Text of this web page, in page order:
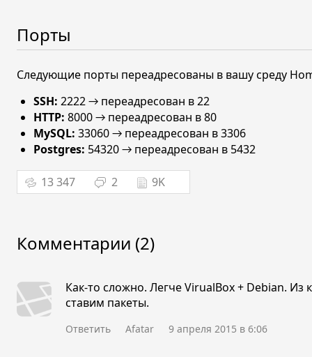
Порты
Следующие порты переадресованы в вашу среду
SSH: 2222 → переадресован в 22
HTTP: 8000 → переадресован в 80
MySQL: 33060 → переадресован в 3306
Postgres: 54320 → переадресован в 5432
13 347 2 9K
Комментарии (2)
Как-то сложно. Легче VirualBox + Debian. Из
ставим пакеты.
Ответить Afatar 9 апреля 2015 в 6:06